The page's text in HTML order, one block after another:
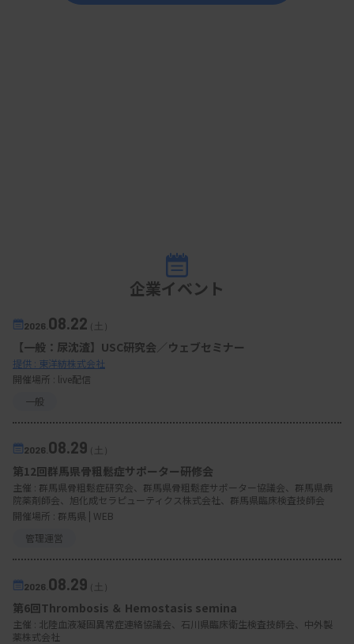
企業イベント
2026. 08.22（土）
【一般：尿沈渣】USC研究会／ウェブセミナー
提供 : 東洋紡株式会社
開催場所 : live配信
一般
2026. 08.29 （土）
第12回群馬県骨粗鬆症サポーター研修会
主催 : 群馬県骨粗鬆症研究会、群馬県骨粗鬆症サポーター協議会、群馬県病
院薬剤師会、旭化成セラピューティクス株式会社、群馬県臨床検査技師会
開催場所 : 群馬県 | WEB
管理運営
2026. 08.29 （土）
第6回Thrombosis ＆ Hemostasis semina
主催 : 北陸血液凝固異常症連絡協議会、石川県臨床衛生検査技師会、中外製
薬株式会社